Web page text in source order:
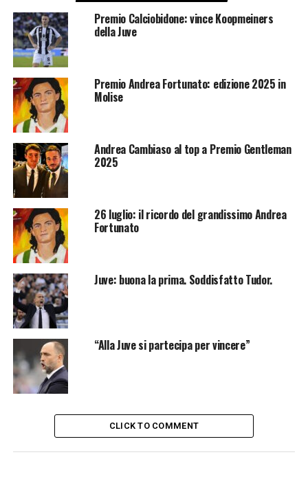
Premio Calciobidone: vince Koopmeiners
della Juve
Premio Andrea Fortunato: edizione 2025 in
Molise
Andrea Cambiaso al top a Premio Gentleman
2025
26 luglio: il ricordo del grandissimo Andrea
Fortunato
Juve: buona la prima. Soddisfatto Tudor.
“Alla Juve si partecipa per vincere”
CLICK TO COMMENT